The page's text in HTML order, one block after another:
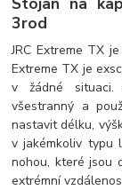
3rod
JRC Extreme TX
Extreme TX je
v žádné situaci.
všestranný a
nastavit délku,
v jakémkoliv typu
nohou, které jsou
extrémní